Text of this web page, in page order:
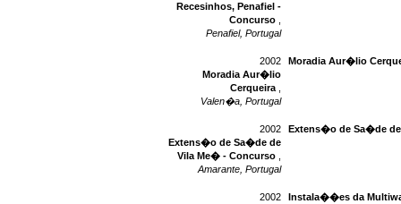
Recesinhos, Penafiel -
Concurso
Penafiel, Portugal
2002
Moradia Aur�lio
Cerqueira
Valen�a, Portugal
Moradia Aur�lio
2002
Extens�o de Sa�de de
Vila Me� - Concurso
Amarante, Portugal
Extens�o de Sa�de
2002
Instala��es da